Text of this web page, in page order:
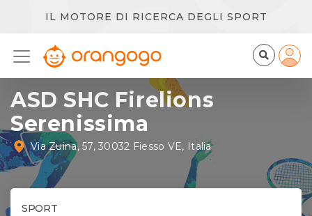
IL MOTORE DI RICERCA DEGLI SPORT
ASD SHC Firelions
Serenissima
Via Zuina, 57, 30032 Fiesso VE, Italia
SPORT